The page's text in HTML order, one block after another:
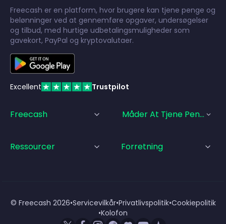
Freecash er en platform, hvor brugere kan tjene penge og
belønninger ved at gennemføre opgaver, undersøgelser
og tilbud, med hurtige udbetalingsmuligheder som
gavekort, PayPal og kryptovalutaer.
Excellent Trustpilot
Freecash Måder At Tjene Penge På
Ressourcer Forretning
© Freecash 2026•Servicevilkår•Privatlivspolitik•Cookiepolitik
•Kolofon